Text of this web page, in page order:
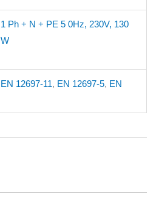
1 Ph + N + PE 5 0Hz, 230V, 130
W
EN 12697-11, EN 12697-5, EN